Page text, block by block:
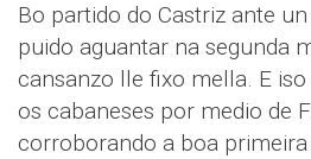
Bo partido do Castriz ante
puido aguantar na segunda
cansanzo lle fixo mella. E
os cabaneses por medio de
corroborando a boa primeira